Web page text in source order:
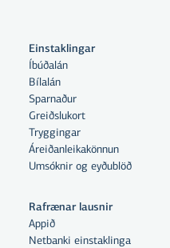
Einstaklingar
Íbúðalán
Bílalán
Sparnaður
Greiðslukort
Tryggingar
Áreiðanleikakönnun
Umsóknir og eyðublöð
Rafrænar lausnir
Appið
Netbanki einstaklinga